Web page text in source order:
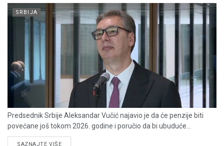
SRBIJA
Predsednik Srbije Aleksandar Vučić najavio je da će penzije biti
povećane još tokom 2026. godine i poručio da bi ubuduće...
SAZNAJTE VIŠEDETAILS